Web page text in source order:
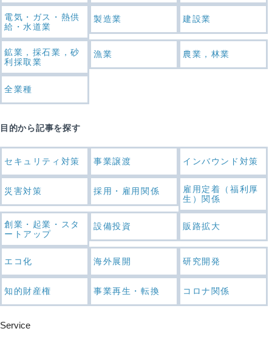
電気・ガス・熱供
給・水道業
製造業 建設業
鉱業，採石業，砂
利採取業
漁業 農業，林業
全業種
目的から記事を探す
セキュリティ対策 事業譲渡 インバウンド対策
災害対策 採用・雇用関係
雇用定着（福利厚
生）関係
創業・起業・スタ
ートアップ
設備投資 販路拡大
エコ化 海外展開 研究開発
知的財産権 事業再生・転換 コロナ関係
Service